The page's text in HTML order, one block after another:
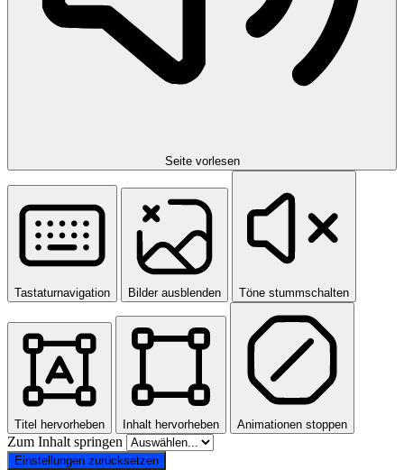
Seite vorlesen
Tastaturnavigation Bilder ausblenden Töne stummschalten
Titel hervorheben Inhalt hervorheben Animationen stoppen
Zum Inhalt springen
Einstellungen zurücksetzen